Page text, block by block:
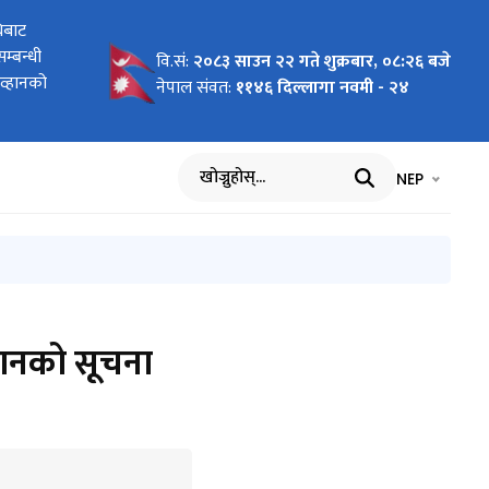
हुने
सम्बन्धी
लिलाम
हुने
वि.सं: २०८३ साउन २२ गते शुक्रबार, ०८:२६ बजे
नेपाल संवत: ११४६ दिल्लागा नवमी - २४
खोज्नुहोस् भाषा चयन
NEP
सूचना